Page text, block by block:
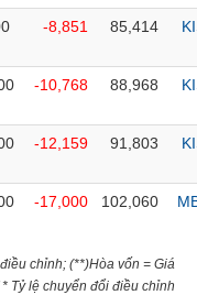
-8,851 85,414
-10,768 88,968
-12,159 91,803
-17,000 102,060
chỉnh; (**)Hòa vốn = Giá
Tỷ lệ chuyển đổi điều chỉnh